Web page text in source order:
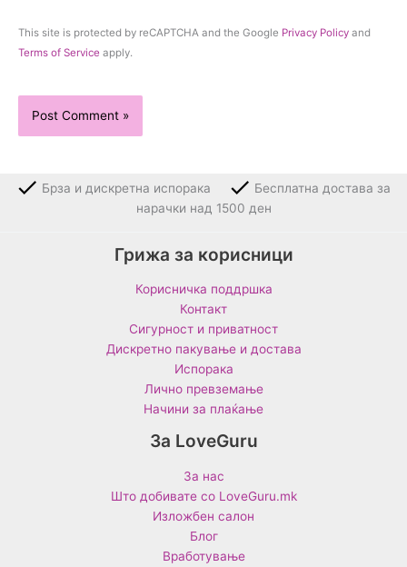
This site is protected by reCAPTCHA and the Google Privacy Policy and
Terms of Service apply.
Брза и дискретна испорака
Бесплатна достава за
нарачки над 1500 ден
Грижа за корисници
Корисничка поддршка
Контакт
Сигурност и приватност
Дискретно пакување и достава
Испорака
Лично превземање
Начини за плаќање
За LoveGuru
За нас
Што добивате со LoveGuru.mk
Изложбен салон
Блог
Вработување